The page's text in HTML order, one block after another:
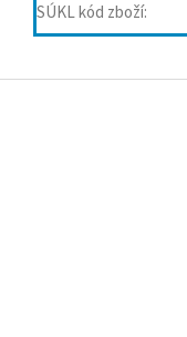
SÚKL kód zboží: